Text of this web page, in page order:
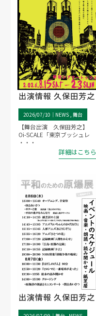
出演情報 久保田芳之
2026/07/10｜ NEWS 舞台
【舞台出演 久保田芳之】
Oi-SCALE「東京ブッシュレ
・・・
詳細はこちら
出演情報 久保田芳之